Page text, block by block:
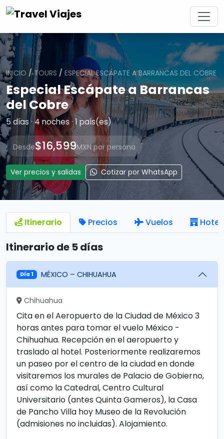
INICIO /TOURS / ESPECIAL ESCÁPATE A BARRANCAS DEL COBRE
Especial Escápate a Barrancas
del Cobre
5 días · 4 noches · 1 país(es)
Desde$16,599MXN por persona
Ver precios y salidas Cotizar por WhatsApp
Itinerario Precios Vuelos
Itinerario de 5 días
Día 1 MÉXICO – CHIHUAHUA
Chihuahua
Cita en el Aeropuerto de la Ciudad de México 3
horas antes para tomar el vuelo México -
Chihuahua. Recepción en el aeropuerto y
traslado al hotel. Posteriormente realizaremos
un paseo por el centro de la ciudad en donde
visitaremos los murales de Palacio de Gobierno,
así como la Catedral, Centro Cultural
Universitario (antes Quinta Gameros), la Casa
de Pancho Villa hoy Museo de la Revolución
(admisiones no incluidas). Alojamiento.